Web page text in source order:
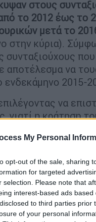
My Personal
opt-out of the sale, sharing
for targeted
selection. Please note that
interest-based ads
to third parties
of your personal
στους
το 2012 έως το
μετά το
στην κύρια).
να
ενδεκάμηνο 2015-
να
γιατί η κράτηση
δεν
μικρότερη
2016. "Έτσι, οι
των